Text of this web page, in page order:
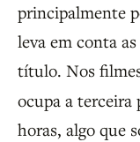
principalmente
leva em conta
título. Nos
ocupa a terceira
horas, algo que